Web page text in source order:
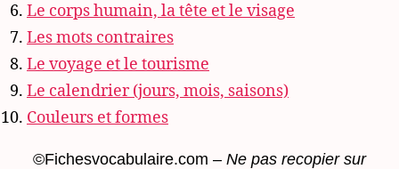
Le corps humain, la tête et le visage
Les mots contraires
Le voyage et le tourisme
Le calendrier (jours, mois, saisons)
Couleurs et formes
©Fichesvocabulaire.com – Ne pas recopier sur